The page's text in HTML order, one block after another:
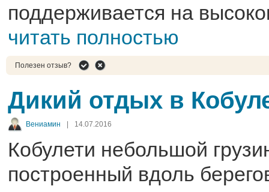
поддерживается на
читать полностью
Полезен отзыв?
Дикий отдых в
Вениамин | 14.07.2016
Кобулети небольшой
построенный вдоль